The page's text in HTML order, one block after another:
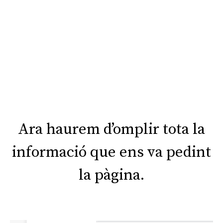
Ara haurem d’omplir tota la
informació que ens va pedint
la pàgina.​